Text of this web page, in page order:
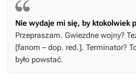
Nie wydaje mi się, by ktokolwiek
Przepraszam. Gwiezdne wojny?
[fanom – dop. red.]. Terminator?
było powstać.